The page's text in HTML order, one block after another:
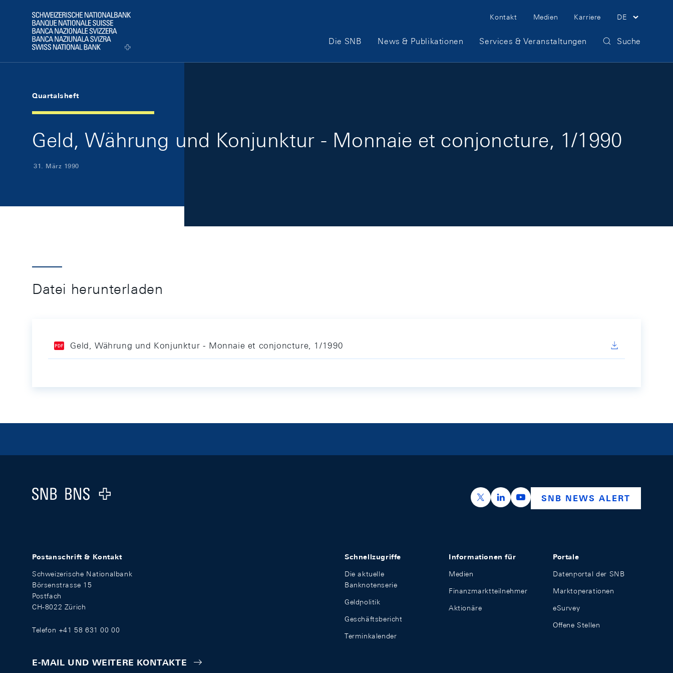
Logo
Meta Navigation
Kontakt Medien Karriere DE
Hauptnavigation
Die SNB News & Publikationen Services & Veranstaltungen Suche
Quartalsheft
Geld, Währung und Konjunktur - Monnaie et conjoncture, 1/1990
31. März 1990
Datei herunterladen
Geld, Währung und Konjunktur - Monnaie et conjoncture, 1/1990
Logo
https://x.com/snb_bns
https://ch.linkedin.com/company/swiss-
https://www.youtube.com/
SNB NEWS ALERT
Postanschrift & Kontakt
Schweizerische Nationalbank
Börsenstrasse 15
Postfach
CH-8022 Zürich
Telefon +41 58 631 00 00
E-MAIL UND WEITERE KONTAKTE
Schnellzugriffe
Die aktuelle
Banknotenserie
Geldpolitik
Geschäftsbericht
Terminkalender
Informationen für
Medien
Finanzmarktteilnehmer
Aktionäre
Portale
Datenportal der SNB
Marktoperationen
eSurvey
Offene Stellen